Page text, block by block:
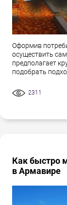
Оформив
осуществить
предполагает
подобрать
2311
Как быстро
в Армавире